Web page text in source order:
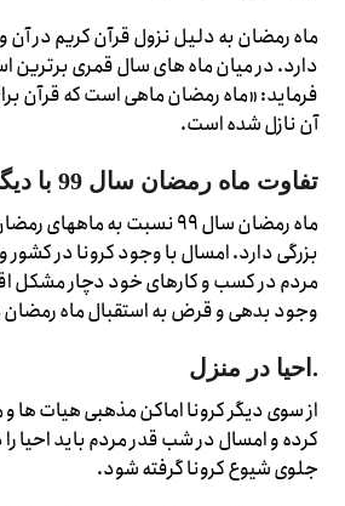
ماه رمضان به دلیل نزول قرآن کریم در
دارد. در میان ماه های سال قمری برترین
فرماید: «ماه رمضان ماهی است که قرآن
آن نازل شده است.
تفاوت ماه رمضان سال 99 با دیگر ماهها
ماه رمضان سال ۹۹ نسبت به
بزرگی دارد. امسال با وجود کرونا در کشور
مردم در کسب و کارهای خود دچار مشکل
وجود بدهی و قرض به استقبال ماه رمضان
.احیا در منزل
از سوی دیگر کرونا اماکن مذهبی هیات ها
کرده و امسال در شب قدر مردم باید احیا را
جلوی شیوع کرونا گرفته شود.